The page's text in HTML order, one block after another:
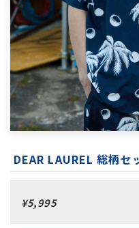
DEAR LAUREL 総柄セ
¥5,995